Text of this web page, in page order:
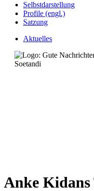
Selbstdarstellung
Profile (engl.)
Satzung
Aktuelles
Anke